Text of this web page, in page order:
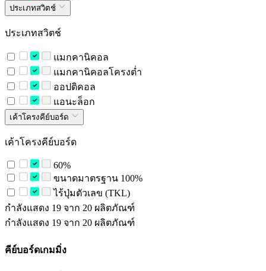
ประเภทสวิตช์
ประเภทสวิตช์
แมกคานิคอล
แมกคานิคอลโครงต่ำ
ออปติคอล
แอนะล็อก
เค้าโครงคีย์บอร์ด
เค้าโครงคีย์บอร์ด
60%
ขนาดมาตรฐาน 100%
ไร้ปุ่มตัวเลข (TKL)
กำลังแสดง 19 จาก 20 ผลิตภัณฑ์
กำลังแสดง 19 จาก 20 ผลิตภัณฑ์
คีย์บอร์ดเกมมิ่ง